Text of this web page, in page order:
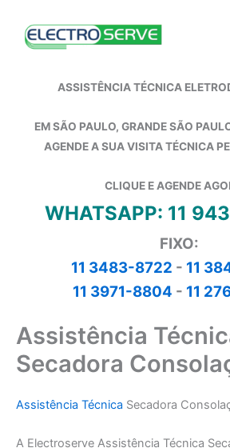
ASSISTÊNCIA TÉCNICA
EM SÃO PAULO, GRANDE SÃO
AGENDE A SUA VISITA TÉCNICA
CLIQUE E AGENDE
WHATSAPP: 11
FIXO:
11 3483-8722 - 11
11 3971-8804 - 11
Assistência
Secadora
Assistência Técnica Secadora
A Electroserve Assistência Técnica